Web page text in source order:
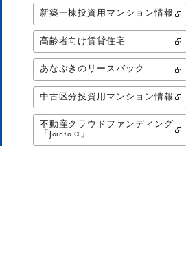
新築一棟投資用マンション情報
高齢者向け賃貸住宅
あなぶきのリースバック
中古区分投資用マンション情報
不動産クラウドファンディング
「Jointo α」